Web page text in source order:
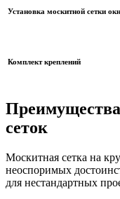
Установка москитной сетки
Комплект креплений
сеток
Москитная сетка на
неоспоримых
для нестандартных